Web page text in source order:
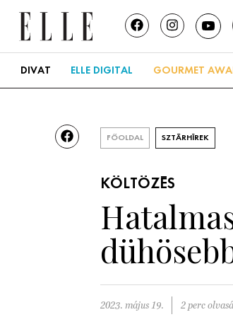
DIVAT ELLE DIGITAL GOURMET
FŐOLDAL SZTÁRHÍREK
KÖLTÖZÉS
2023. május 19. 2 perc